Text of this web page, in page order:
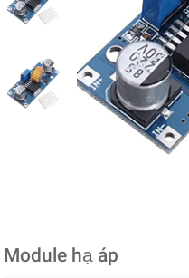
Module hạ áp